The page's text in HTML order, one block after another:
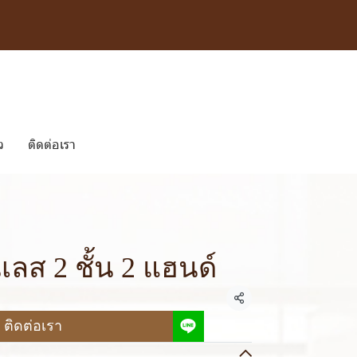
ติดต่อเรา
ลส 2 ชั้น 2 แฮนด์
แชร์
ติดต่อเรา